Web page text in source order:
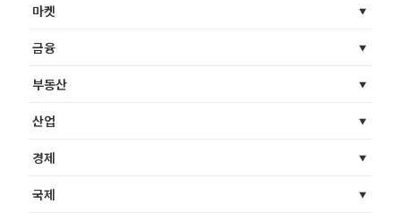
마켓
금융
부동산
산업
경제
국제